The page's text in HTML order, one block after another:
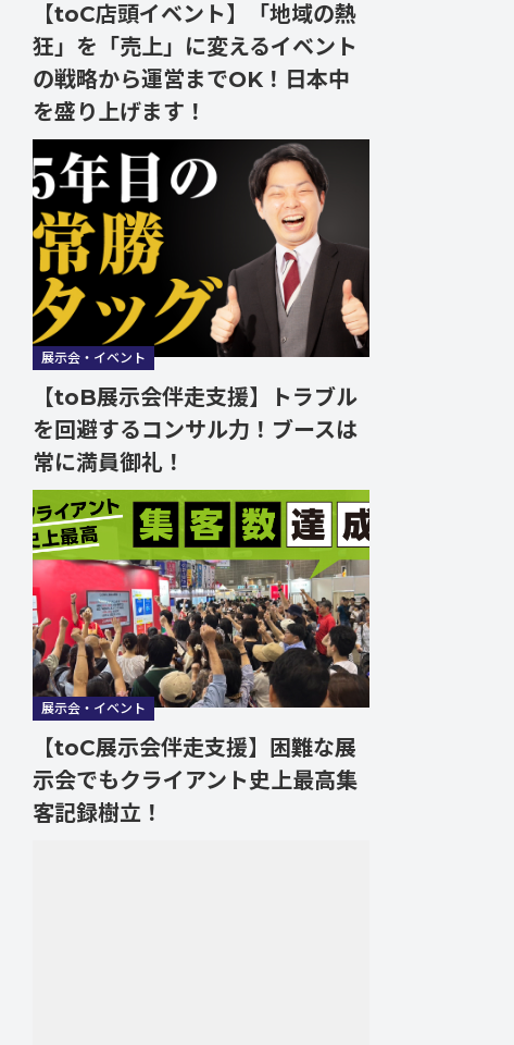
【toC店頭イベント】「地域の熱
狂」を「売上」に変えるイベント
の戦略から運営までOK！日本中
を盛り上げます！
展示会・イベント
【toB展示会伴走支援】トラブル
を回避するコンサル力！ブースは
常に満員御礼！
展示会・イベント
【toC展示会伴走支援】困難な展
示会でもクライアント史上最高集
客記録樹立！